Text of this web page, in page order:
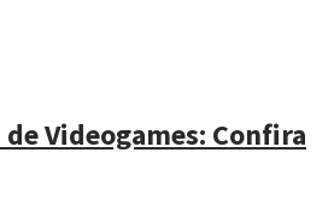
Videogames: Confira